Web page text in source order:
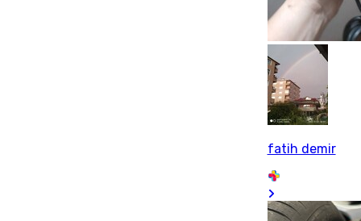
fatih demir